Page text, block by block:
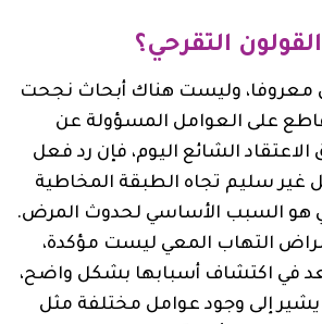
التقرحي؟
وليست هناك أبحاث نجحت
على العوامل المسؤولة عن
الشائع اليوم، فإن رد فعل
غير سليم تجاه الطبقة المخاطية
هو السبب الأساسي لحدوث المرض.
التهاب المعي ليست مؤكدة،
في اكتشاف أسبابها بشكل واضح،
يشير إلى وجود عوامل مختلفة مثل